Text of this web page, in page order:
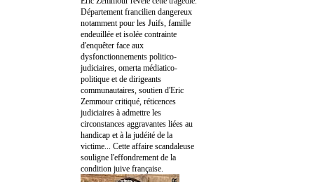
Département francilien dangereux
notamment pour les Juifs, famille
endeuillée et isolée contrainte
d'enquêter face aux
dysfonctionnements politico-
judiciaires, omerta médiatico-
politique et de dirigeants
communautaires, soutien d'Eric
Zemmour critiqué, réticences
judiciaires à admettre les
circonstances aggravantes liées au
handicap et à la judéité de la
victime... Cette affaire scandaleuse
souligne l'effondrement de la
condition juive française.